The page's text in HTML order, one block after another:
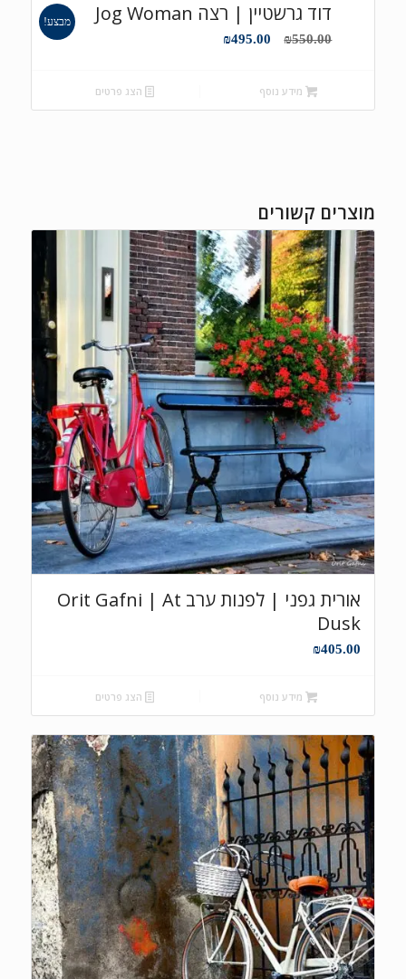
דוד גרשטיין | רצה Jog Woman
₪550.00
המחיר
₪550.00.
₪495.00 המחיר
מבצע!
מידע נוסף הצג פרטים
מוצרים קשורים
אורית גפני | לפנות ערב Orit Gafni | At
Dusk
₪405.00
מידע נוסף הצג פרטים